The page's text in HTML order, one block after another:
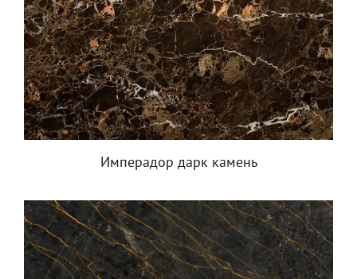
Имперадор дарк камень